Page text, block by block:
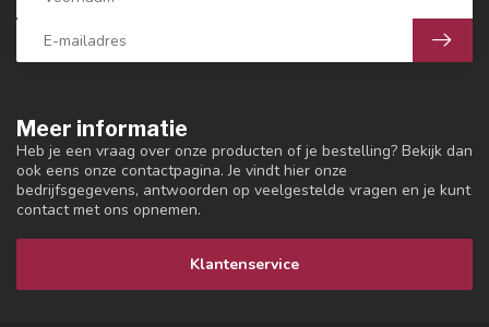
Meer informatie
Heb je een vraag over onze producten of je bestelling? Bekijk dan
ook eens onze contactpagina. Je vindt hier onze
bedrijfsgegevens, antwoorden op veelgestelde vragen en je kunt
contact met ons opnemen.
Klantenservice